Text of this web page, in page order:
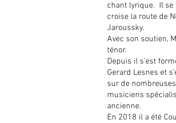
chant lyrique. Il se
croise la route de
Jaroussky.
Avec son soutien,
ténor.
Depuis il s’est
Gerard Lesnes et
sur de
musiciens
ancienne.
En 2018 il a été